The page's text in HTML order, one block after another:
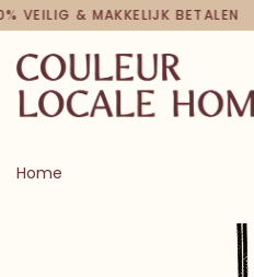
VEILIG & MAKKELIJK BETALEN
Home